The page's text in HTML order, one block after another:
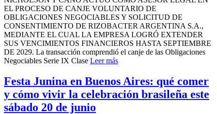
EL PROCESO DE CANJE VOLUNTARIO DE
OBLIGACIONES NEGOCIABLES Y SOLICITUD DE
CONSENTIMIENTO DE RIZOBACTER ARGENTINA S.A.,
MEDIANTE EL CUAL LA EMPRESA LOGRÓ EXTENDER
SUS VENCIMIENTOS FINANCIEROS HASTA SEPTIEMBRE
DE 2029. La transacción comprendió el canje de las Obligaciones
Negociables Serie IX Clase Leer más
Festa Junina en Buenos Aires: qué comer
y cómo vivir la celebración brasileña este
sábado 20 de junio